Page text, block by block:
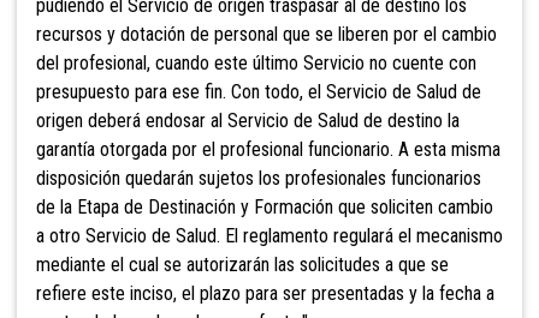
pudiendo el Servicio de origen traspasar al de destino los
recursos y dotación de personal que se liberen por el cambio
del profesional, cuando este último Servicio no cuente con
presupuesto para ese fin. Con todo, el Servicio de Salud de
origen deberá endosar al Servicio de Salud de destino la
garantía otorgada por el profesional funcionario. A esta misma
disposición quedarán sujetos los profesionales funcionarios
de la Etapa de Destinación y Formación que soliciten cambio
a otro Servicio de Salud. El reglamento regulará el mecanismo
mediante el cual se autorizarán las solicitudes a que se
refiere este inciso, el plazo para ser presentadas y la fecha a